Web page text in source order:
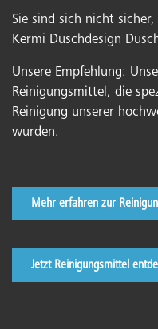
Sie sind sich nicht
Kermi Duschdesign
Unsere Empfehlung:
Reinigungsmittel, die
Reinigung unserer
wurden.
Mehr erfahren zur
Jetzt Reinigungsmittel